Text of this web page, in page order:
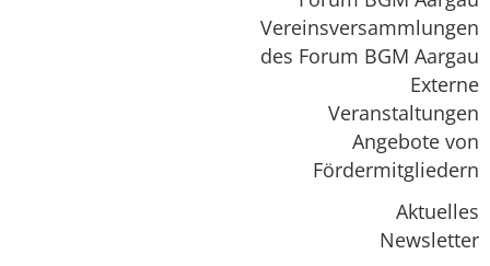
Vereinsversammlungen
des Forum BGM Aargau
Externe
Veranstaltungen
Angebote von
Fördermitgliedern
Aktuelles
Newsletter